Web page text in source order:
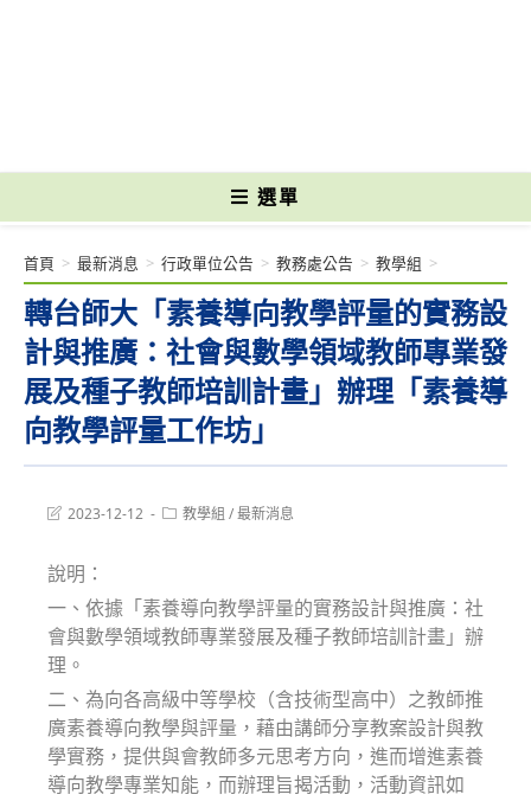
選單
轉台師大「素養導向教學評量的實務設
計與推廣：社會與數學領域教師專業發
展及種子教師培訓計畫」辦理「素養導
向教學評量工作坊」
首頁 > 最新消息 > 行政單位公告 > 教務處公告 > 教學組 >
Post2023-12-12
Post教學組 /最新消息
說明：
一、依據「素養導向教學評量的實務設計與推廣：社
會與數學領域教師專業發展及種子教師培訓計畫」辦
理。
二、為向各高級中等學校（含技術型高中）之教師推
廣素養導向教學與評量，藉由講師分享教案設計與教
學實務，提供與會教師多元思考方向，進而增進素養
導向教學專業知能，而辦理旨揭活動，活動資訊如